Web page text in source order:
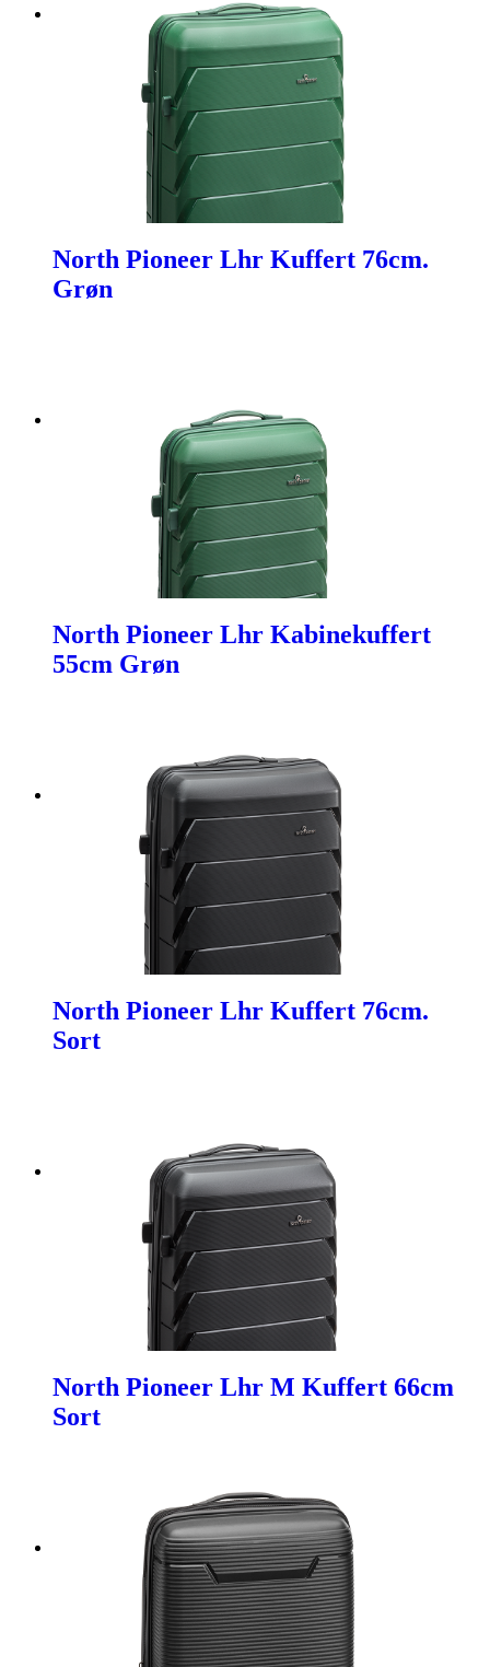
North Pioneer Lhr Kuffert 76cm.
Grøn
North Pioneer Lhr Kabinekuffert
55cm Grøn
North Pioneer Lhr Kuffert 76cm.
Sort
North Pioneer Lhr M Kuffert 66cm
Sort